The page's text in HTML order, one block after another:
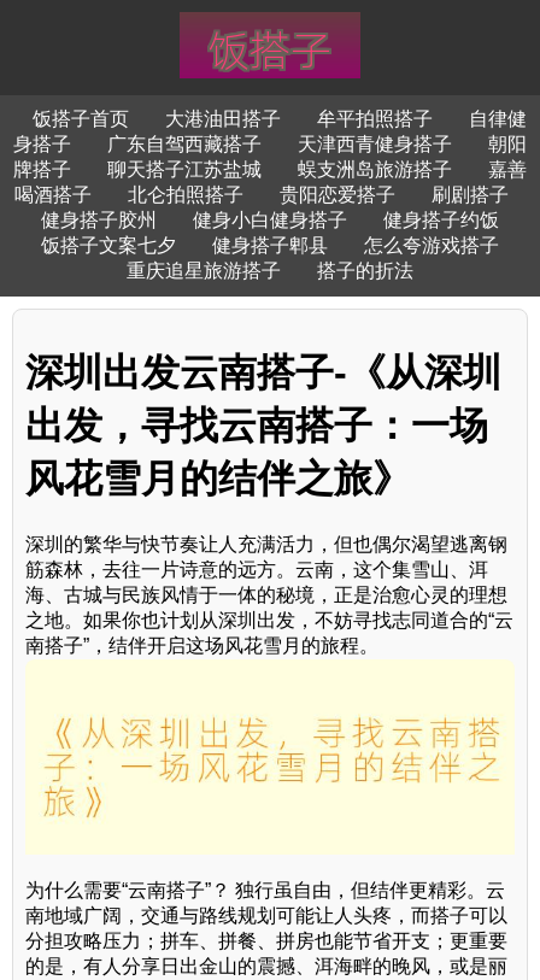
饭搭子首页 大港油田搭子 牟平拍照搭子
自律健
身搭子
广东自驾西藏搭子 天津西青健身搭子
朝阳
牌搭子
聊天搭子江苏盐城 蜈支洲岛旅游搭子
嘉善
喝酒搭子
北仑拍照搭子 贵阳恋爱搭子
刷剧搭子
健身搭子胶州
健身小白健身搭子
健身搭子约饭
饭搭子文案七夕
健身搭子郫县
怎么夸游戏搭子
重庆追星旅游搭子
搭子的折法
深圳出发云南搭子-《从深圳
出发，寻找云南搭子：一场
风花雪月的结伴之旅》
深圳的繁华与快节奏让人充满活力，但也偶尔渴望逃离钢
筋森林，去往一片诗意的远方。云南，这个集雪山、洱
海、古城与民族风情于一体的秘境，正是治愈心灵的理想
之地。如果你也计划从深圳出发，不妨寻找志同道合的“云
南搭子”，结伴开启这场风花雪月的旅程。
为什么需要“云南搭子”？ 独行虽自由，但结伴更精彩。云
南地域广阔，交通与路线规划可能让人头疼，而搭子可以
分担攻略压力；拼车、拼餐、拼房也能节省开支；更重要
的是，有人分享日出金山的震撼、洱海畔的晚风，或是丽